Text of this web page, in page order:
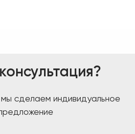
сделаем индивидуальное